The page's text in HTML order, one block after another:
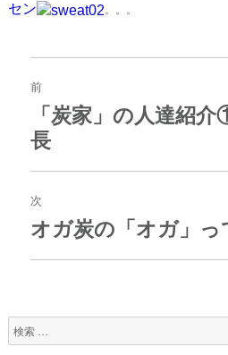
セン
。。。
稿
ナ
ビ
ゲ
シ
ョ
ン
前
去
の
「炭家」の人達紹
長
次
次
の
投
オガ炭の「オガ」
検
索